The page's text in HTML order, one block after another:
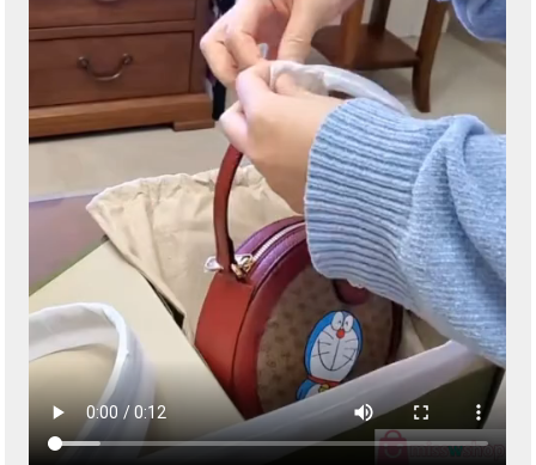
アディダス バッグ エアジョーダン バッグ